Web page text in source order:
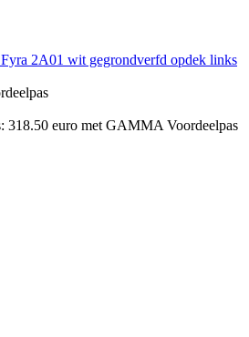
2A01 wit gegrondverfd opdek links
318.50 euro met GAMMA Voordeelpas